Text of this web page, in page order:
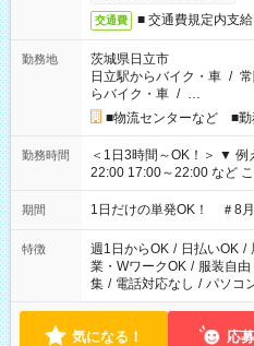
交通費 ■ 交通費規定内支
勤務地
茨城県日立市
日立駅からバイク・車 /
らバイク・車 / …
■物流センターなど ■勤
勤務時間
＜1日3時間～OK！＞ ▼ 例えば… ▼ 15:00～18:00 15:00～
22:00 17:00～22:00 など こちら以外の時間もお気軽にご相談く
ださい！
期間 1日だけの単発OK！ ＃8
特徴 週1日からOK / 日払いOK /
業・WワークOK / 服装自由
集 / 電話対応なし / パソコ
気になる！ 応